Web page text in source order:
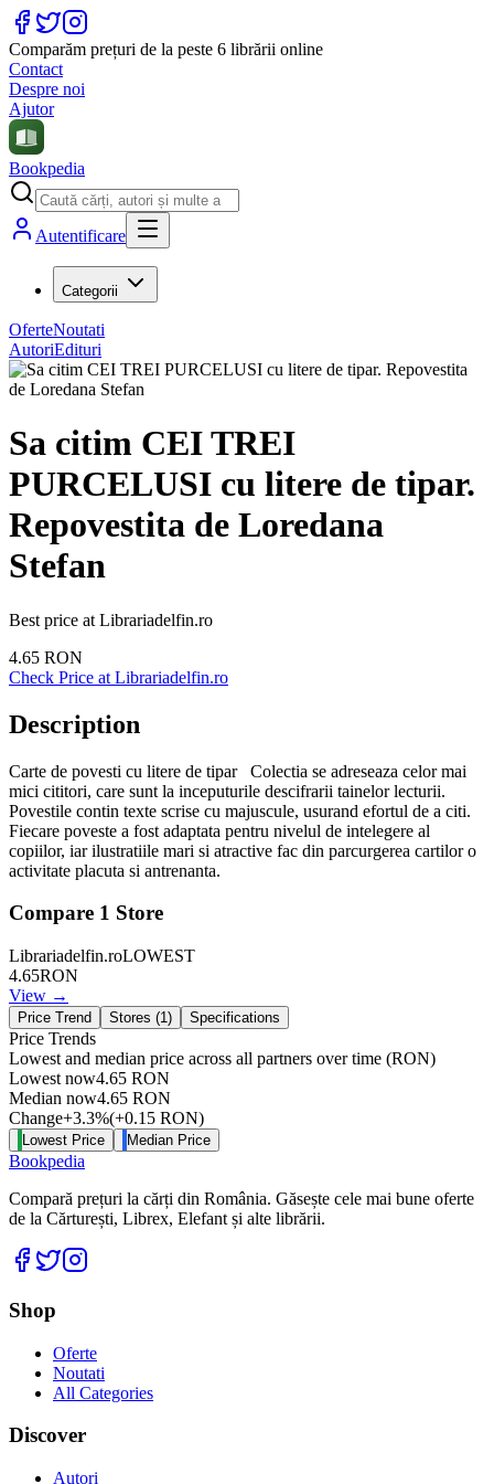
Comparăm prețuri de la peste 6 librării online
Contact
Despre noi
Ajutor
Bookpedia
Autentificare
Categorii
OferteNoutati
AutoriEdituri
Sa citim CEI TREI
PURCELUSI cu litere de tipar.
Repovestita de Loredana
Stefan
Best price at Librariadelfin.ro
4.65 RON
Check Price at Librariadelfin.ro
Description
Carte de povesti cu litere de tipar Colectia se adreseaza celor mai
mici cititori, care sunt la inceputurile descifrarii tainelor lecturii.
Povestile contin texte scrise cu majuscule, usurand efortul de a citi.
Fiecare poveste a fost adaptata pentru nivelul de intelegere al
copiilor, iar ilustratiile mari si atractive fac din parcurgerea cartilor o
activitate placuta si antrenanta.
Compare 1 Store
Librariadelfin.roLOWEST
4.65RON
View →
Price Trend Stores (1) Specifications
Price Trends
Lowest and median price across all partners over time (RON)
Lowest now4.65 RON
Median now4.65 RON
Change+3.3%(+0.15 RON)
Lowest Price Median Price
Bookpedia
Compară prețuri la cărți din România. Găsește cele mai bune oferte
de la Cărturești, Librex, Elefant și alte librării.
Facebook
Twitter
Shop
Oferte
Noutati
All Categories
Discover
Autori